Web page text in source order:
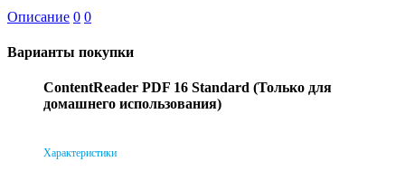
Описание 0 0
Варианты покупки
ContentReader PDF 16 Standard (Только для
домашнего использования)
Характеристики